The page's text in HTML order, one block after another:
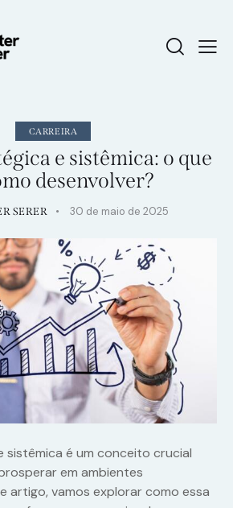
CARREIRA
e sistêmica: o que
desenvolver?
SERER 30 de maio de 2025
sistêmica é um conceito crucial
em ambientes
artigo, vamos explorar como essa